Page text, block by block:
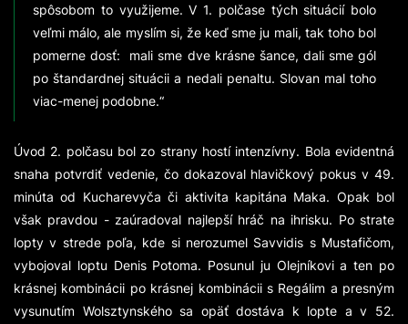
spôsobom to využijeme. V 1. polčase tých situácií bolo
veľmi málo, ale myslím si, že keď sme ju mali, tak toho bol
pomerne dosť: mali sme dve krásne šance, dali sme gól
po štandardnej situácii a nedali penaltu. Slovan mal toho
viac-menej podobne.“
Úvod 2. polčasu bol zo strany hostí intenzívny. Bola evidentná
snaha potvrdiť vedenie, čo dokazoval hlavičkový pokus v 49.
minúta od Kucharevyča či aktivita kapitána Maka. Opak bol
však pravdou - zaúradoval najlepší hráč na ihrisku. Po strate
lopty v strede poľa, kde si nerozumel Savvidis s Mustafičom,
vybojoval loptu Denis Potoma. Posunul ju Olejníkovi a ten po
krásnej kombinácii po krásnej kombinácii s Regálim a presným
vysunutím Wolsztynského sa opäť dostáva k lopte a v 52.